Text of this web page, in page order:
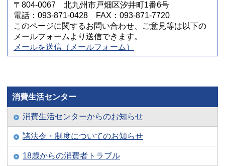
〒804-0067 北九州市戸畑区汐井町1番6号
電話：093-871-0428 FAX：093-871-7720
このページに関するお問い合わせ、ご意見等は以下の
メールフォームより送信できます。
メールを送信（メールフォーム）
消費生活センター
消費生活センターからのお知らせ
諸法令・制度についてのお知らせ
18歳からの消費者トラブル